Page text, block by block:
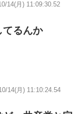
14(月) 11:09:30.52
てるんか
14(月) 11:10:24.54